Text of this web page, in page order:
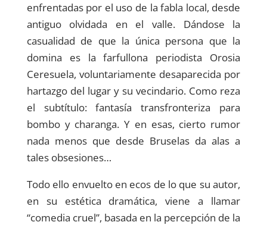
enfrentadas por el uso de la fabla local, desde
antiguo olvidada en el valle. Dándose la
casualidad de que la única persona que la
domina es la farfullona periodista Orosia
Ceresuela, voluntariamente desaparecida por
hartazgo del lugar y su vecindario. Como reza
el subtítulo: fantasía transfronteriza para
bombo y charanga. Y en esas, cierto rumor
nada menos que desde Bruselas da alas a
tales obsesiones…
Todo ello envuelto en ecos de lo que su autor,
en su estética dramática, viene a llamar
“comedia cruel”, basada en la percepción de la